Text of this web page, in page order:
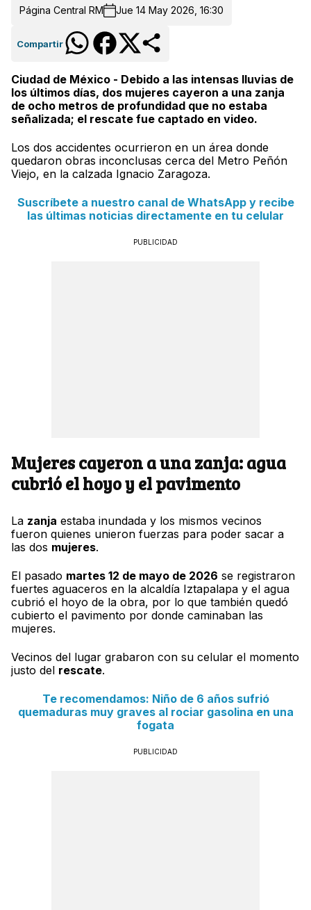
Página Central RM Jue 14 May 2026, 16:30
Compartir
Ciudad de México - Debido a las intensas lluvias de
los últimos días, dos mujeres cayeron a una zanja
de ocho metros de profundidad que no estaba
señalizada; el rescate fue captado en video.
Los dos accidentes ocurrieron en un área donde
quedaron obras inconclusas cerca del Metro Peñón
Viejo, en la calzada Ignacio Zaragoza.
Suscríbete a nuestro canal de WhatsApp y recibe
las últimas noticias directamente en tu celular
PUBLICIDAD
Mujeres cayeron a una zanja: agua
cubrió el hoyo y el pavimento
La zanja estaba inundada y los mismos vecinos
fueron quienes unieron fuerzas para poder sacar a
las dos mujeres.
El pasado martes 12 de mayo de 2026 se registraron
fuertes aguaceros en la alcaldía Iztapalapa y el agua
cubrió el hoyo de la obra, por lo que también quedó
cubierto el pavimento por donde caminaban las
mujeres.
Vecinos del lugar grabaron con su celular el momento
justo del rescate.
Te recomendamos: Niño de 6 años sufrió
quemaduras muy graves al rociar gasolina en una
fogata
PUBLICIDAD